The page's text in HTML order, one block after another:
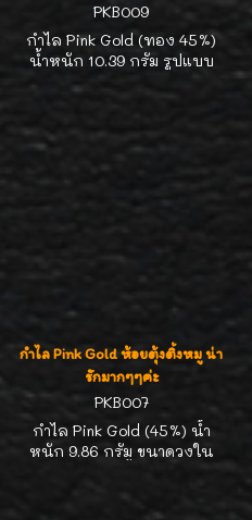
PKB009
กำไล Pink Gold (ทอง 45%)
น้ำหนัก 10.39 กรัม รูปแบบ
ทันสมัยมากๆ น่าสวมใส่ค่ะ
ขนาดวงใน 4.7*5.5 ซม.ค่ะ
กำไล Pink Gold ห้อยตุ้งติ้งหมู น่า
รักมากๆๆค่ะ
PKB007
กำไล Pink Gold (45%) น้ำ
หนัก 9.86 กรัม ขนาดวงใน